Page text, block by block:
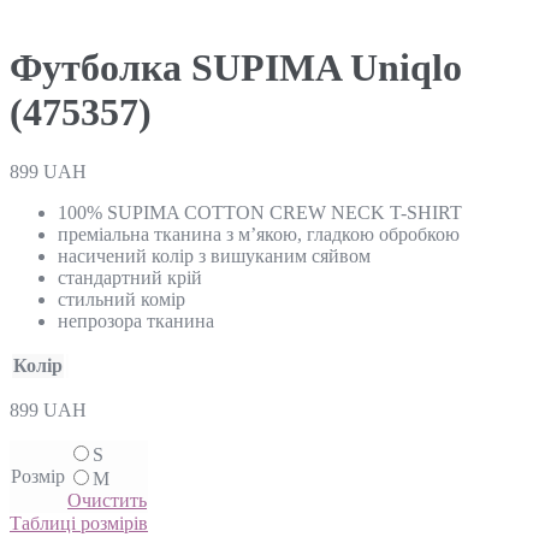
Футболка SUPIMA Uniqlo
(475357)
899 UAH
100% SUPIMA COTTON CREW NECK T-SHIRT
преміальна тканина з м’якою, гладкою обробкою
насичений колір з вишуканим сяйвом
стандартний крій
стильний комір
непрозора тканина
Колір
899 UAH
Розмір
S
M
Очистить
Таблиці розмірів